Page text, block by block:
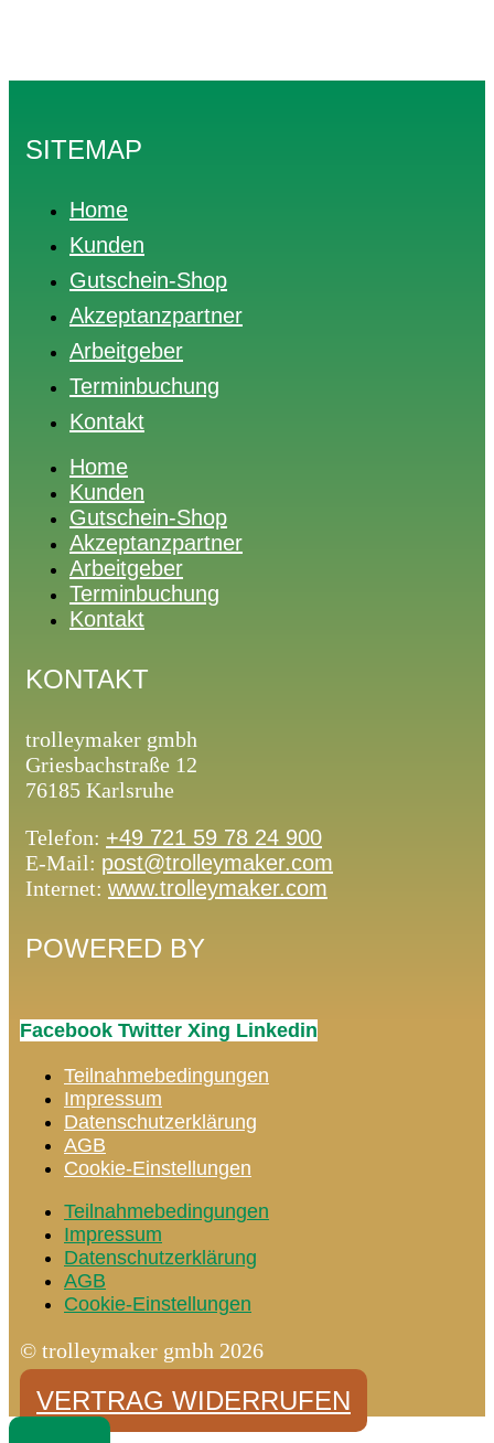
SITEMAP
Home
Kunden
Gutschein-Shop
Akzeptanzpartner
Arbeitgeber
Terminbuchung
Kontakt
Home
Kunden
Gutschein-Shop
Akzeptanzpartner
Arbeitgeber
Terminbuchung
Kontakt
KONTAKT
trolleymaker gmbh
Griesbachstraße 12
76185 Karlsruhe
Telefon: +49 721 59 78 24 900
E-Mail: post@trolleymaker.com
Internet: www.trolleymaker.com
POWERED BY
Facebook Twitter Xing Linkedin
Teilnahmebedingungen
Impressum
Datenschutzerklärung
AGB
Cookie-Einstellungen
Teilnahmebedingungen
Impressum
Datenschutzerklärung
AGB
Cookie-Einstellungen
© trolleymaker gmbh 2026
VERTRAG WIDERRUFEN